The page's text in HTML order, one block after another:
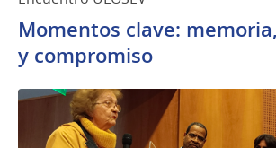
Momentos clave:
y compromiso